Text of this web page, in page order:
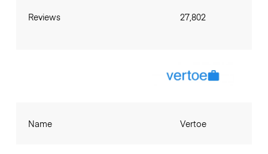
Reviews 27,802
Name Vertoe